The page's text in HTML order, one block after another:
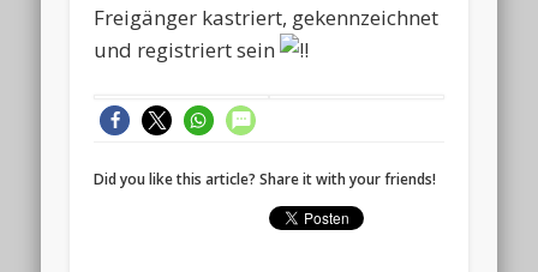
Freigänger kastriert, gekennzeichnet
und registriert sein
Did you like this article? Share it with your friends!